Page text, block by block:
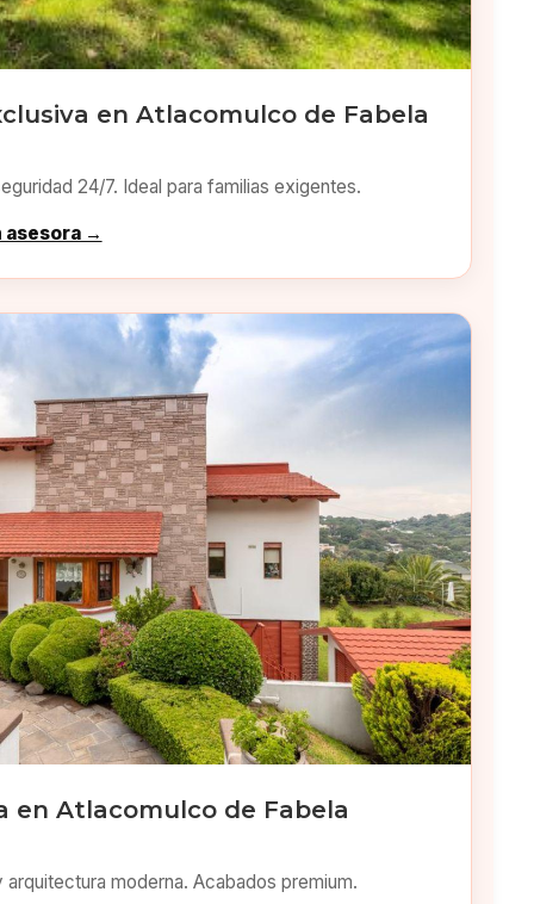
en Atlacomulco de Fabela
24/7. Ideal para familias exigentes.
asesora →
en Atlacomulco de Fabela
moderna. Acabados premium.